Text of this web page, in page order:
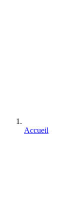
Accueil